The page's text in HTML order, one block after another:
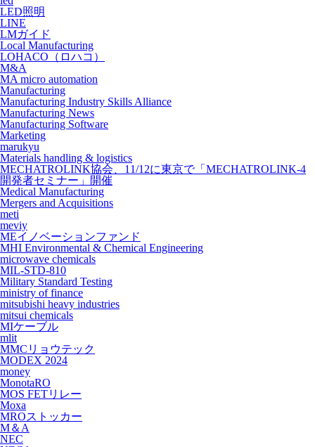
LED照明
LINE
LMガイド
Local Manufacturing
LOHACO（ロハコ）
M&A
MA micro automation
Manufacturing
Manufacturing Industry Skills Alliance
Manufacturing News
Manufacturing Software
Marketing
marukyu
Materials handling & logistics
MECHATROLINK協会、11/12に東京で「MECHATROLINK-4
開発者セミナー」開催
Medical Manufacturing
Mergers and Acquisitions
meti
meviy
MEイノベーションファンド
MHI Environmental & Chemical Engineering
microwave chemicals
MIL-STD-810
Military Standard Testing
ministry of finance
mitsubishi heavy industries
mitsui chemicals
MIケーブル
mlit
MMCリョウテック
MODEX 2024
money
MonotaRO
MOS FETリレー
Moxa
MROストッカー
M＆A
NEC